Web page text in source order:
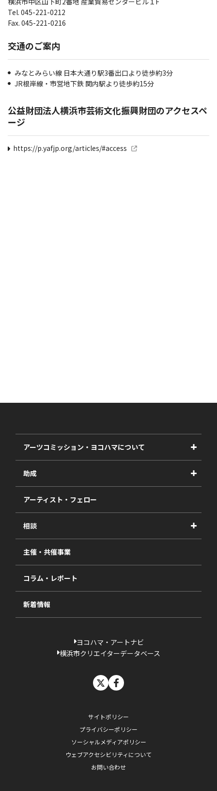
Tel. 045-221-0212
Fax. 045-221-0216
交通のご案内
みなとみらい線 日本大通り駅3番出口より徒歩約3分
JR根岸線・市営地下鉄 関内駅より徒歩約15分
公益財団法人横浜市芸術文化振興財団のアクセスペ
ージ
https://p.yafjp.org/articles/#access
アーツコミッション・ヨコハマについて
事業紹介
事業報告書
助成
2027年度
2026年度
2025年度
2024年度
2023年度
過去の採択一覧
アーティスト・フェロー
相談
視察・ヒアリング・研究
相談依頼フォーム
主催・共催事業
コラム・レポート
新着情報
ヨコハマ・アートナビ
横浜市クリエイターデータベース
サイトポリシー
プライバシーポリシー
ソーシャルメディアポリシー
ウェブアクセシビリティについて
お問い合わせ